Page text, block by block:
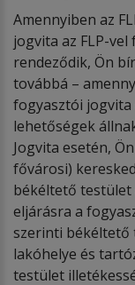
Amennyiben az
jogvita az FLP-
rendeződik, Ön
továbbá –
fogyasztói jogvita
lehetőségek
Jogvita esetén,
fővárosi)
békéltető testület
eljárásra a
szerinti békéltető
lakóhelye és
testület